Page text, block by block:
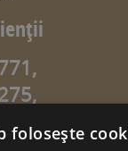
folosește